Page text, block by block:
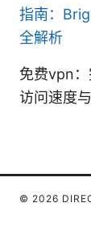
指南：
全解析
免费vpn：
访问速度
© 2026